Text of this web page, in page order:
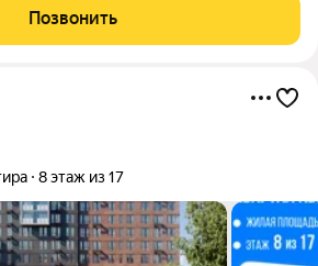
Тогда эта КВАРТИРА ДЛЯ ВАС!
расположенная по
Позвонить
8 этаж из 17